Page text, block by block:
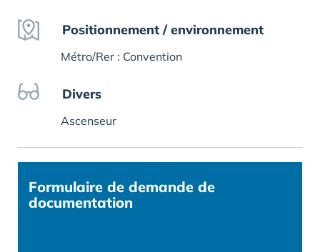
Positionnement / environnement
Métro/Rer : Convention
Divers
Ascenseur
Formulaire de demande de
documentation